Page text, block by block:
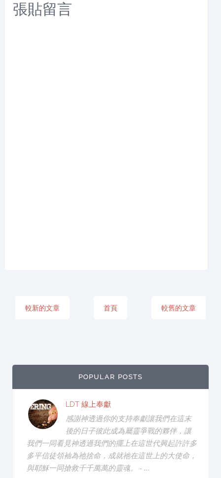
張貼留言
較新的文章 較舊的文章
首頁
POPULAR POSTS
LDT 線上奉獻
感謝神透過你的支持奉獻讓我們在這末
後的日子彼此成為屬靈爭戰的夥伴，讓
我們一同看見神透過我們的擺上在這世代興起許許多
多平信徒領袖為祂捨命，成就祂在這世上的大使命，
與耶穌一同搶救千千萬萬的靈魂。 - ...